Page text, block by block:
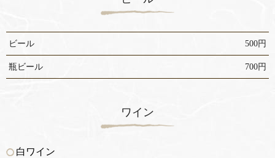
ビール 500円
瓶ビール 700円
ワイン
白ワイン